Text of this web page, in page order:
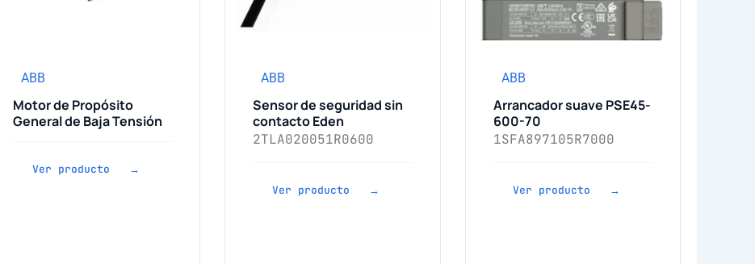
ABB
Motor de Propósito
General de Baja Tensión
Ver producto →
ABB
Sensor de seguridad sin
contacto Eden
2TLA020051R0600
Ver producto →
ABB
Arrancador suave PSE45-
600-70
1SFA897105R7000
Ver producto →